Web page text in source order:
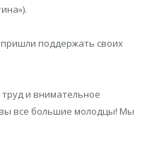
поддержать своих
и внимательное
все большие молодцы! Мы